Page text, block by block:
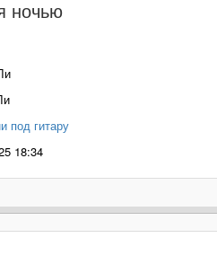
ночью
под гитару
18:34